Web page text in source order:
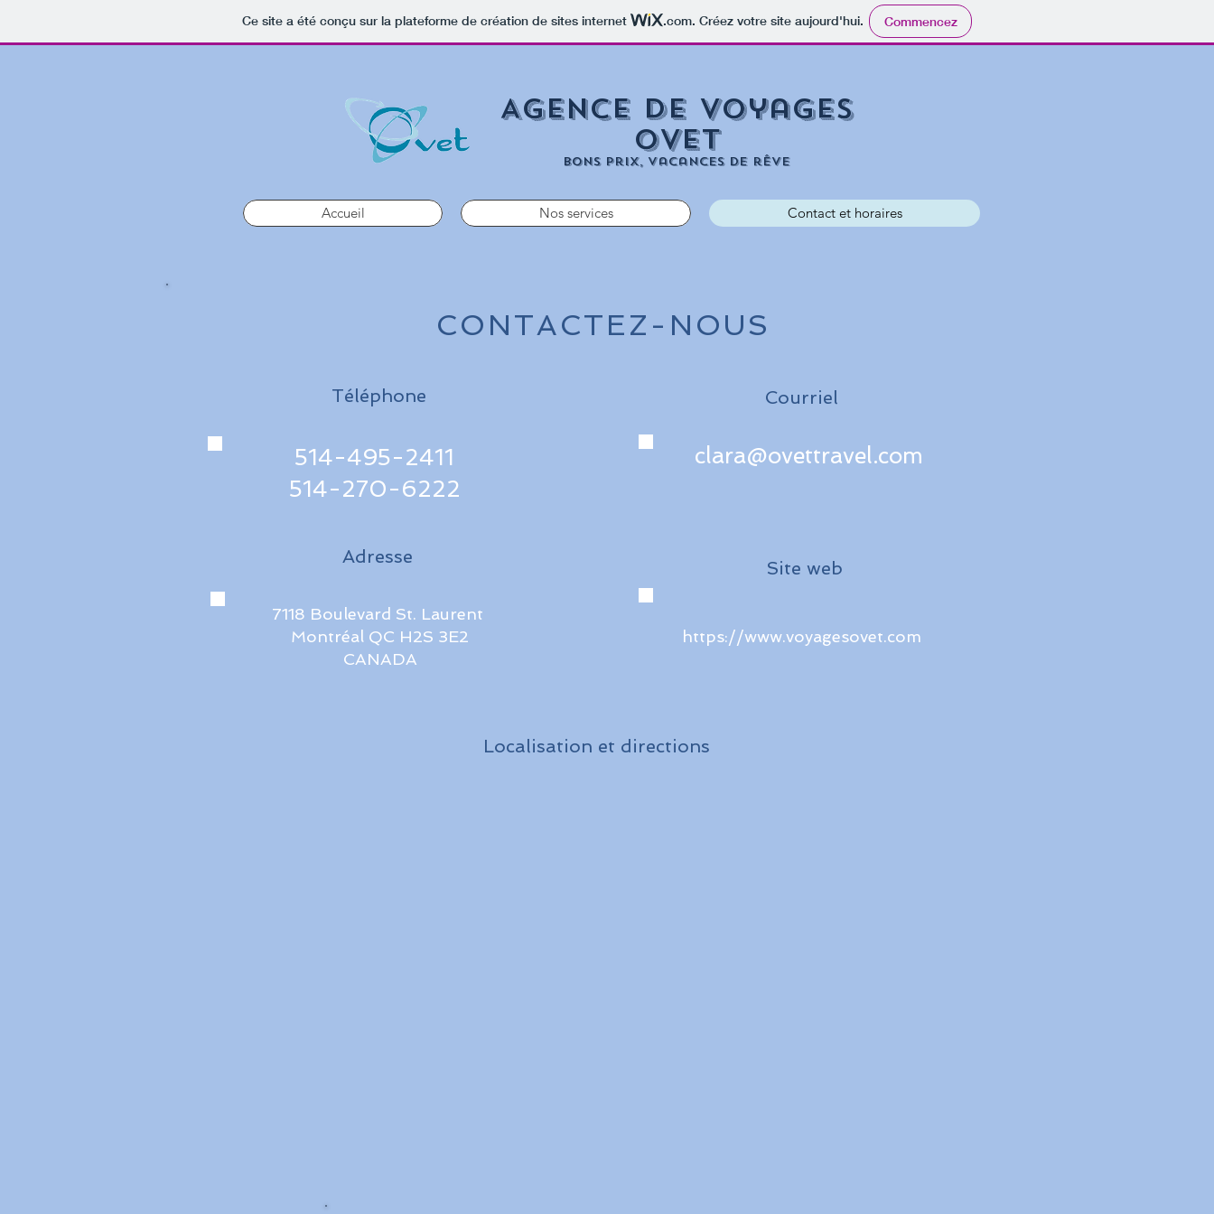
Ce site a été conçu sur la plateforme de création de sites internet .com. Créez votre site aujourd'hui. Commencez
Agence de voyages
OVET
Bons prix, vacances de rêve
Accueil Nos services Contact et horaires
CONTACTEZ-NOUS
Téléphone
514-495-2411
514-270-6222
Courriel
clara@ovettravel.com
Adresse
7118 Boulevard St. Laurent
Montréal QC H2S 3E2
CANADA
Site web
https://www.voyagesovet.com
Localisation et directions